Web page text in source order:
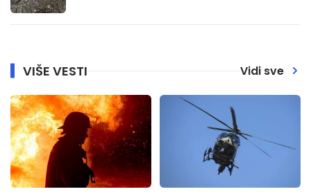
VIŠE VESTI Vidi sve